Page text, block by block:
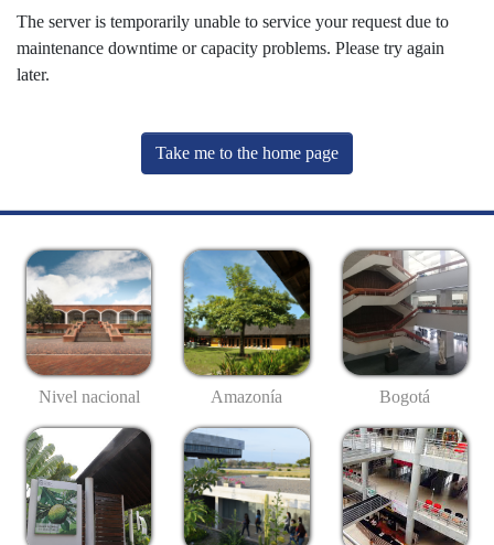
The server is temporarily unable to service your request due to
maintenance downtime or capacity problems. Please try again
later.
Take me to the home page
Nivel nacional Amazonía Bogotá